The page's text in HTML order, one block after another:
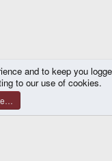
SyTry.
and to keep you
to our use of cookies.